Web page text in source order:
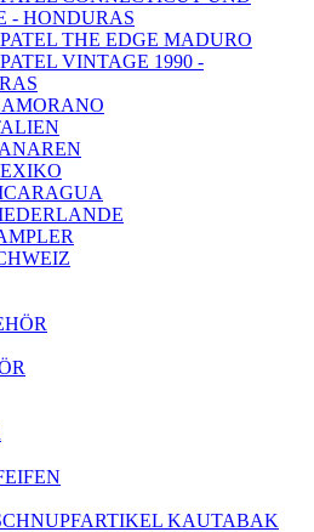
- HONDURAS
THE EDGE MADURO
VINTAGE 1990 -
KAUTABAK